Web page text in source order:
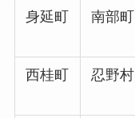
身延町 南部町
西桂町 忍野村